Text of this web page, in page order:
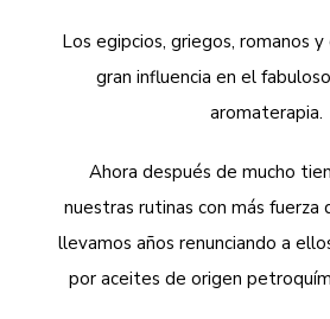
Los egipcios, griegos, romanos
gran influencia en el
aromaterapia.
Ahora después de mucho
nuestras rutinas con más fuerza
llevamos años renunciando a
por aceites de origen